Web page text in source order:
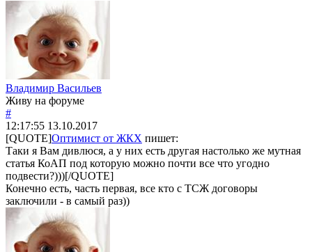
Владимир Васильев
Живу на форуме
#
12:17:55 13.10.2017
[QUOTE]Оптимист от ЖКХ пишет:
Таки я Вам дивлюся, а у них есть другая настолько же мутная
статья КоАП под которую можно почти все что угодно
подвести?)))[/QUOTE]
Конечно есть, часть первая, все кто с ТСЖ договоры
заключили - в самый раз))